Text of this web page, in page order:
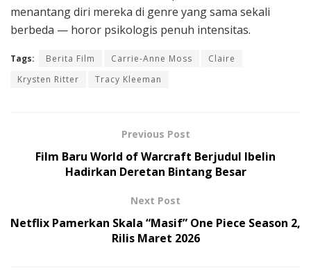
menantang diri mereka di genre yang sama sekali
berbeda — horor psikologis penuh intensitas.
Tags: Berita Film Carrie-Anne Moss
Claire
Krysten Ritter
Tracy Kleeman
Previous Post
Film Baru World of Warcraft Berjudul Ibelin
Hadirkan Deretan Bintang Besar
Next Post
Netflix Pamerkan Skala “Masif” One Piece Season 2,
Rilis Maret 2026